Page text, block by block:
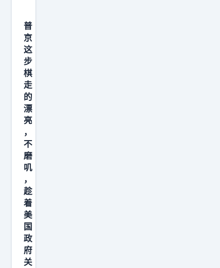
并
向
特
朗
普
政
府
开
出
罚
单
，
最
高
税
率
提
升
普
京
这
步
棋
走
的
漂
亮
，
不
磨
叽
，
趁
着
美
国
政
府
关